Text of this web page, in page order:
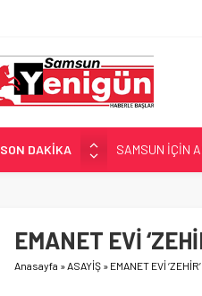
SON DAKİKA
SAMSUN İÇİN
SAMSUN’DA
TEKNOFEST’TE
‘HER PROJE
EMANET EVİ
Anasayfa »ASAYİŞ » EMANET EVİ